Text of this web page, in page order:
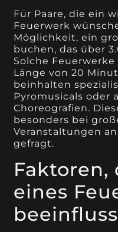
Für Paare, die ein
Feuerwerk
Möglichkeit, ein
buchen, das über
Solche
Länge von 20
beinhalten
Pyromusicals oder
Choreografien.
besonders bei
Veranstaltungen
gefragt.
Faktoren,
eines